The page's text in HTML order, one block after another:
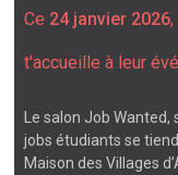
Ce 24 janvier 2026
t'accueille à leur
Le salon Job Wanted,
jobs étudiants se
Maison des Villages